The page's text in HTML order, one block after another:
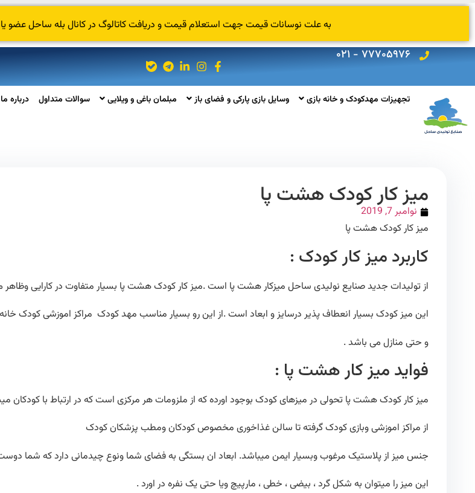
به علت نوسانات قیمت جهت استعلام قیمت و دریافت کاتالوگ در کانال بله ساحل عضو یا
۷۷۷۰۵۹۷۶ - ۰۲۱
تجهیزات مهدکودک و خانه بازی وسایل بازی پارکی و فضای باز مبلمان باغی و ویلایی سوالات متداول درباره ما
میز کار کودک هشت پا
نوامبر 7, 2019
میز کار کودک هشت پا
کاربرد میز کار کودک :
از تولیدات جدید صنایع نولیدی ساحل میزکار هشت پا است .میز کار کودک هشت پا بسیار متفاوت در کارایی وظاهر
این میز کودک بسیار انعطاف پذیر درسایز و ابعاد است .از این رو بسیار مناسب مهد کودک مراکز اموزشی کودک
و حتی منازل می باشد .
فواید میز کار هشت پا :
میز کار کودک هشت پا تحولی در میزهای کودک بوجود اورده که از ملزومات هر مرکزی است که در ارتباط با کودکان
از مراکز اموزشی وبازی کودک گرفته تا سالن غذاخوری مخصوص کودکان ومطب پزشکان کودک
جنس میز از پلاستیک مرغوب وبسیار ایمن میباشد. ابعاد ان بستگی به فضای شما ونوع چیدمانی دارد که شما
این میز را میتوان به شکل گرد ، بیضی ، خطی ، مارپیچ ویا حتی یک نفره در اورد .